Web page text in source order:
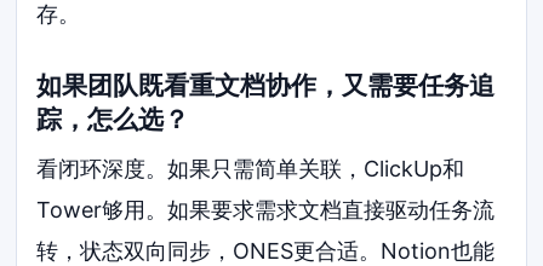
存。
如果团队既看重文档协作，又需要任务追
踪，怎么选？
看闭环深度。如果只需简单关联，ClickUp和
Tower够用。如果要求需求文档直接驱动任务流
转，状态双向同步，ONES更合适。Notion也能